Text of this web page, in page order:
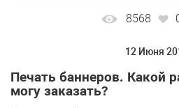
8568
12 Июня
Печать баннеров. Какой
могу заказать?